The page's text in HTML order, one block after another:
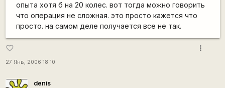
опыта хотя б на 20 колес. вот тогда можно говорить
что операция не сложная. это просто кажется что
просто. на самом деле получается все не так.
favorite_border
27 Янв, 2006 18:10
more_vert
denis